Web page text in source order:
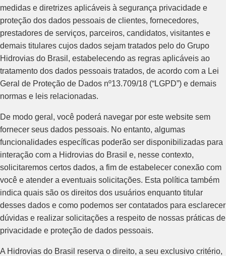
medidas e diretrizes aplicáveis à segurança privacidade e
proteção dos dados pessoais de clientes, fornecedores,
prestadores de serviços, parceiros, candidatos, visitantes e
demais titulares cujos dados sejam tratados pelo do Grupo
Hidrovias do Brasil, estabelecendo as regras aplicáveis ao
tratamento dos dados pessoais tratados, de acordo com a Lei
Geral de Proteção de Dados nº13.709/18 (“LGPD”) e demais
normas e leis relacionadas.
De modo geral, você poderá navegar por este website sem
fornecer seus dados pessoais. No entanto, algumas
funcionalidades específicas poderão ser disponibilizadas para
interação com a Hidrovias do Brasil e, nesse contexto,
solicitaremos certos dados, a fim de estabelecer conexão com
você e atender a eventuais solicitações. Esta política também
indica quais são os direitos dos usuários enquanto titular
desses dados e como podemos ser contatados para esclarecer
dúvidas e realizar solicitações a respeito de nossas práticas de
privacidade e proteção de dados pessoais.
A Hidrovias do Brasil reserva o direito, a seu exclusivo critério,